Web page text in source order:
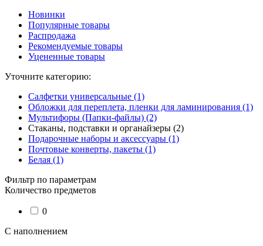
Новинки
Популярные товары
Распродажа
Рекомендуемые товары
Уцененные товары
Уточните категорию:
Салфетки универсальные (1)
Обложки для переплета, пленки для ламинирования (1)
Мультифоры (Папки-файлы) (2)
Стаканы, подставки и органайзеры (2)
Подарочные наборы и аксессуары (1)
Почтовые конверты, пакеты (1)
Белая (1)
Фильтр по параметрам
Количество предметов
0
С наполнением